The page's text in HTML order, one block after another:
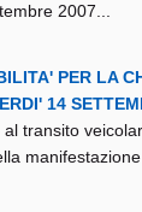
2007...
PER LA
14
transito